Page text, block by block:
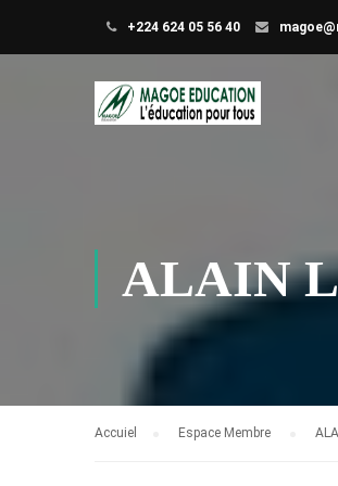
+224 624 05 56 40
ALAIN
Accuiel Espace Membre